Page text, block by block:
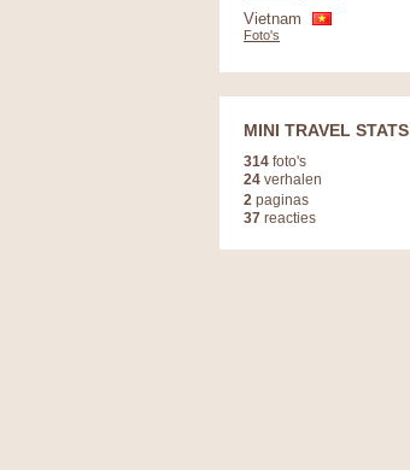
Vietnam
Foto's
MINI TRAVEL STATS
314 foto's
24 verhalen
2 paginas
37 reacties